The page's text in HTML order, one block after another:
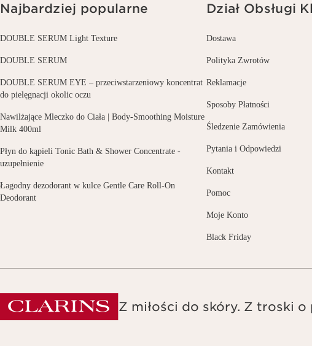
Najbardziej popularne
DOUBLE SERUM Light Texture
DOUBLE SERUM
DOUBLE SERUM EYE – przeciwstarzeniowy koncentrat
do pielęgnacji okolic oczu
Nawilżające Mleczko do Ciała | Body-Smoothing Moisture
Milk 400ml
Płyn do kąpieli Tonic Bath & Shower Concentrate -
uzupełnienie
Łagodny dezodorant w kulce Gentle Care Roll-On
Deodorant
Dział Obsługi
Dostawa
Polityka Zwrotów
Reklamacje
Sposoby Płatności
Śledzenie Zamówienia
Pytania i Odpowiedzi
Kontakt
Pomoc
Moje Konto
Black Friday
Z miłości do skóry. Z troski o